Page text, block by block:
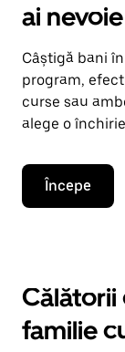
ai
Câștigă bani
program,
curse sau
alege o
Începe
Călătorii
familie